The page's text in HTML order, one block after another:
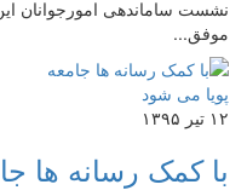
نشست ساماندهی امورجوانان
موفق...
۱۲ تیر ۱۳۹۵
با کمک رسانه ها